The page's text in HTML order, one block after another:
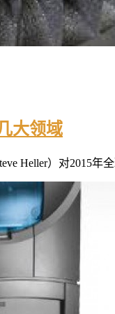
大领域
Heller）对2015年